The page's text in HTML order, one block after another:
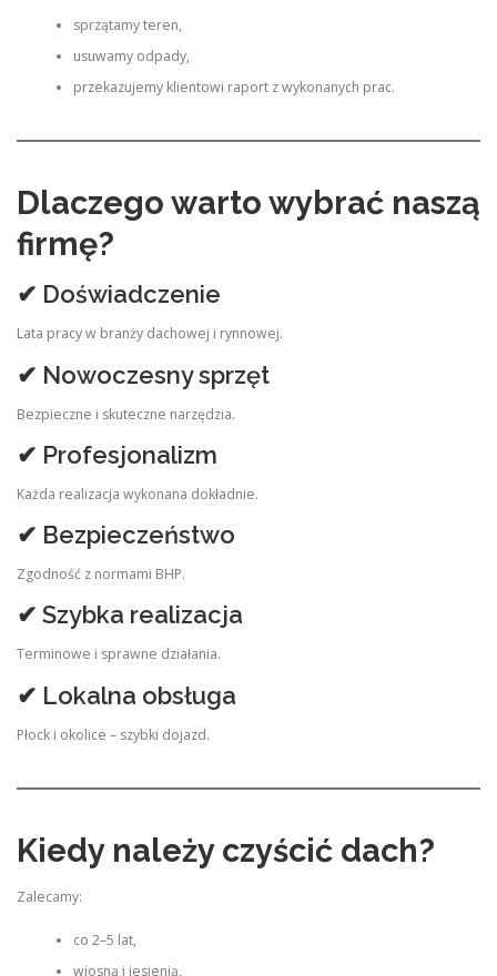
sprzątamy teren,
usuwamy odpady,
przekazujemy klientowi raport z wykonanych prac.
Dlaczego warto wybrać naszą
firmę?
✔ Doświadczenie
Lata pracy w branży dachowej i rynnowej.
✔ Nowoczesny sprzęt
Bezpieczne i skuteczne narzędzia.
✔ Profesjonalizm
Każda realizacja wykonana dokładnie.
✔ Bezpieczeństwo
Zgodność z normami BHP.
✔ Szybka realizacja
Terminowe i sprawne działania.
✔ Lokalna obsługa
Płock i okolice – szybki dojazd.
Kiedy należy czyścić dach?
Zalecamy:
co 2–5 lat,
wiosną i jesienią,